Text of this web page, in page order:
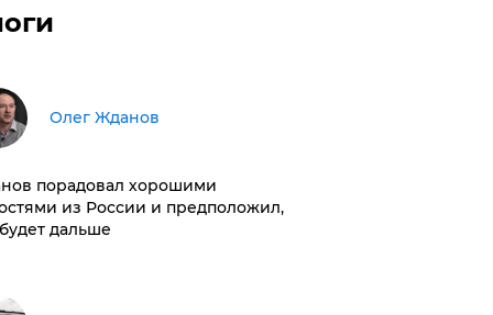
Олег Жданов
порадовал хорошими
из России и предположил,
дальше